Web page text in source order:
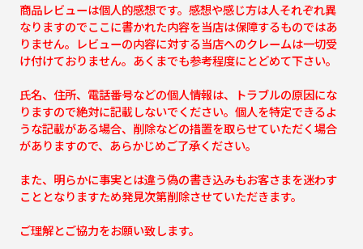
商品レビューは個人的感想です。感想や感じ方は人それぞれ異
なりますのでここに書かれた内容を当店は保障するものではあ
りません。レビューの内容に対する当店へのクレームは一切受
け付けておりません。あくまでも参考程度にとどめて下さい。
氏名、住所、電話番号などの個人情報は、トラブルの原因にな
りますので絶対に記載しないでください。個人を特定できるよ
うな記載がある場合、削除などの措置を取らせていただく場合
がありますので、あらかじめご了承ください。
また、明らかに事実とは違う偽の書き込みもお客さまを迷わす
こととなりますため発見次第削除させていただきます。
ご理解とご協力をお願い致します。